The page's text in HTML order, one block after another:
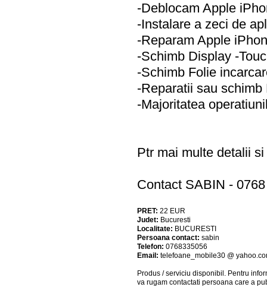
-Deblocam Apple
-Instalare a zeci de
-Reparam Apple
-Schimb Display -
-Schimb Folie
-Reparatii sau schimb
-Majoritatea
Ptr mai multe detalii
Contact SABIN -
PRET: 22 EUR
Judet: Bucuresti
Localitate: BUCURESTI
Persoana contact: sabin
Telefon: 0768335056
Email: telefoane_mobile30 @
Produs / serviciu disponibil . Pentru
va rugam contactati persoana care a